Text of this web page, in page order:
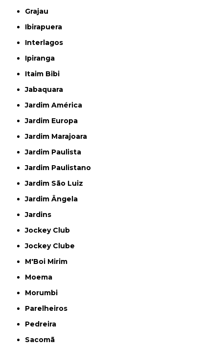
Grajau
Ibirapuera
Interlagos
Ipiranga
Itaim Bibi
Jabaquara
Jardim América
Jardim Europa
Jardim Marajoara
Jardim Paulista
Jardim Paulistano
Jardim São Luiz
Jardim Ângela
Jardins
Jockey Club
Jockey Clube
M'Boi Mirim
Moema
Morumbi
Parelheiros
Pedreira
Sacomã